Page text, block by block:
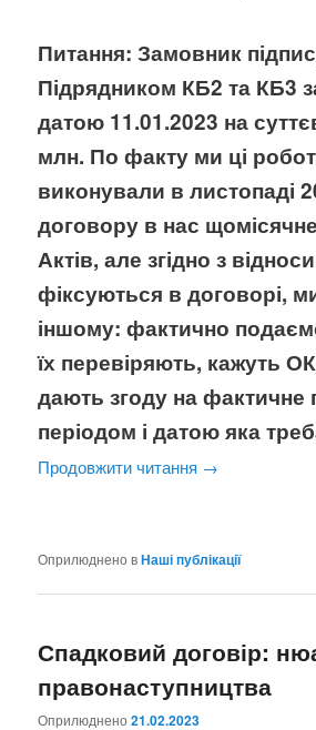
Питання:Замовник
Підрядником КБ2 та КБ3
датою 11.01.2023 на
млн. По факту ми ці
виконували в листопаді
договору в нас
Актів, але згідно з
фіксуються в договорі,
іншому: фактично
їх перевіряють, кажуть
дають згоду на фактичне
періодом і датою яка
Продовжити читання →
Оприлюднено вНаші публікації
Спадковий договір:
правонаступництва
Оприлюднено21.02.2023